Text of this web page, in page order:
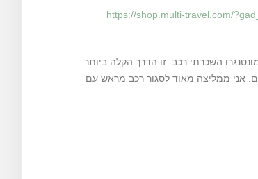
https://shop.multi-travel.com/
השכרתי רכב. זו הדרך הקלה ביותר
אני ממליצה מאוד לסגור רכב מראש עם